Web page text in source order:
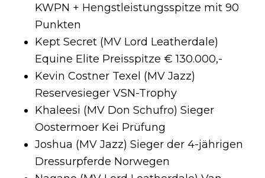
KWPN + Hengstleistungsspitze mit 90
Punkten
Kept Secret (MV Lord Leatherdale)
Equine Elite Preisspitze € 130.000,-
Kevin Costner Texel (MV Jazz)
Reservesieger VSN-Trophy
Khaleesi (MV Don Schufro) Sieger
Oostermoer Kei Prüfung
Joshua (MV Jazz) Sieger der 4-jährigen
Dressurpferde Norwegen